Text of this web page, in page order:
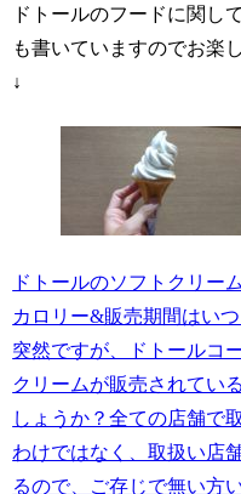
ドトールのフードに関し
も書いていますのでお楽
↓
ドトールのソフトクリー
カロリー&販売期間はい
突然ですが、ドトールコ
クリームが販売されてい
しょうか？全ての店舗で
わけではなく、取扱い店
るので、ご存じで無い方